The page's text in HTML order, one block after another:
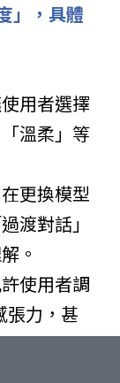
」，具體
用者選擇
溫柔」等
更換模型
渡對話」
。
使用者調
張力，甚
契合度。